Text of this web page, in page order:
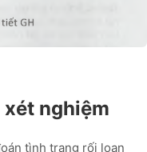
nghiệm
tình trạng rối loạn